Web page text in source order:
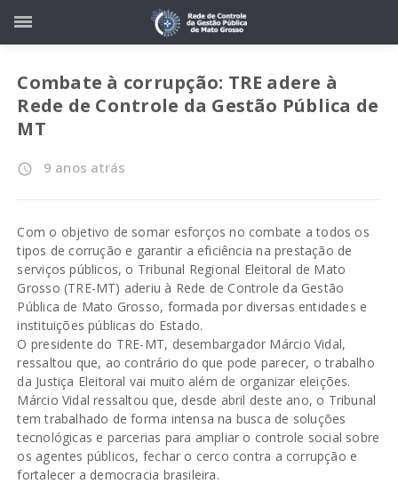
Combate à corrupção: TRE adere à
Rede de Controle da Gestão Pública de
MT
access_time 9 anos atrás
Com o objetivo de somar esforços no combate a todos os
tipos de corrução e garantir a eficiência na prestação de
serviços públicos, o Tribunal Regional Eleitoral de Mato
Grosso (TRE-MT) aderiu à Rede de Controle da Gestão
Pública de Mato Grosso, formada por diversas entidades e
instituições públicas do Estado.
O presidente do TRE-MT, desembargador Márcio Vidal,
ressaltou que, ao contrário do que pode parecer, o trabalho
da Justiça Eleitoral vai muito além de organizar eleições.
Márcio Vidal ressaltou que, desde abril deste ano, o Tribunal
tem trabalhado de forma intensa na busca de soluções
tecnológicas e parcerias para ampliar o controle social sobre
os agentes públicos, fechar o cerco contra a corrupção e
fortalecer a democracia brasileira.